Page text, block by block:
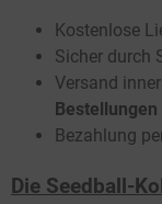
Kostenlose
Sicher durch
Versand
Bezahlung
Die Seedball-